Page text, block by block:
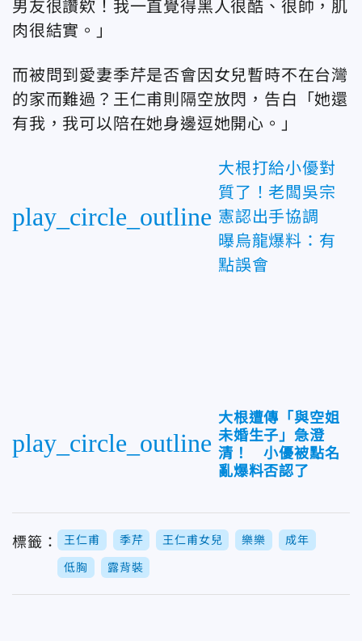
男友很讚欸！我一直覺得黑人很酷、很帥，肌
肉很結實。」
而被問到愛妻季芹是否會因女兒暫時不在台灣
的家而難過？王仁甫則隔空放閃，告白「她還
有我，我可以陪在她身邊逗她開心。」
play_circle_outline
大根打給小優對
質了！老闆吳宗
憲認出手協調
曝烏龍爆料：有
點誤會
play_circle_outline
大根遭傳「與空姐
未婚生子」急澄
清！ 小優被點名
亂爆料否認了
標籤： 王仁甫 季芹 王仁甫女兒 樂樂 成年
低胸 露背裝